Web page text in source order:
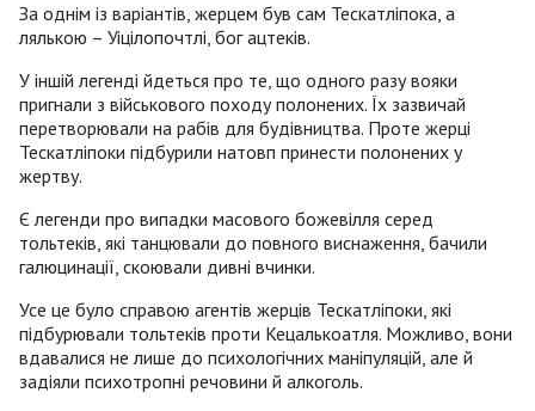
За однім із варіантів, жерцем був сам Тескатліпока, а
лялькою – Уіцілопочтлі, бог ацтеків.
У іншій легенді йдеться про те, що одного разу вояки
пригнали з військового походу полонених. Їх зазвичай
перетворювали на рабів для будівництва. Проте жерці
Тескатліпоки підбурили натовп принести полонених у
жертву.
Є легенди про випадки масового божевілля серед
тольтеків, які танцювали до повного виснаження, бачили
галюцинації, скоювали дивні вчинки.
Усе це було справою агентів жерців Тескатліпоки, які
підбурювали тольтеків проти Кецалькоатля. Можливо, вони
вдавалися не лише до психологічних маніпуляцій, але й
задіяли психотропні речовини й алкоголь.